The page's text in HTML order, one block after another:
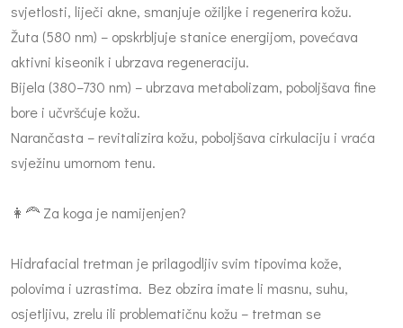
svjetlosti, liječi akne, smanjuje ožiljke i regenerira kožu.
Žuta (580 nm) – opskrbljuje stanice energijom, povećava
aktivni kiseonik i ubrzava regeneraciju.
Bijela (380–730 nm) – ubrzava metabolizam, poboljšava fine
bore i učvršćuje kožu.
Narančasta – revitalizira kožu, poboljšava cirkulaciju i vraća
svježinu umornom tenu.
👩‍🦰 Za koga je namijenjen?
Hidrafacial tretman je prilagodljiv svim tipovima kože,
polovima i uzrastima. Bez obzira imate li masnu, suhu,
osjetljivu, zrelu ili problematičnu kožu – tretman se